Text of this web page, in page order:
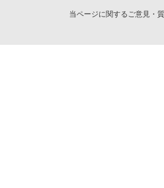
当ページに関するご意見・